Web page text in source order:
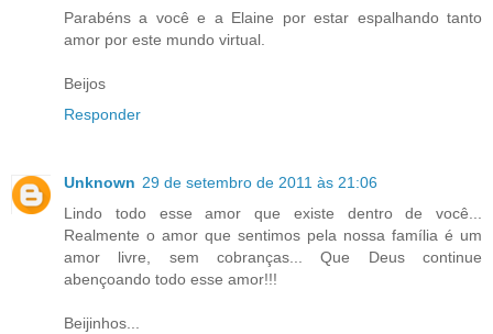
Parabéns a você e a Elaine por estar espalhando tanto
amor por este mundo virtual.
Beijos
Responder
Unknown 29 de setembro de 2011 às 21:06
Lindo todo esse amor que existe dentro de você...
Realmente o amor que sentimos pela nossa família é um
amor livre, sem cobranças... Que Deus continue
abençoando todo esse amor!!!
Beijinhos...